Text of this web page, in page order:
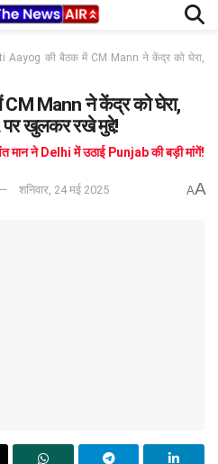
Aayog की बैठक में CM Mann ने केंद्र को घेरा,
Mann ने केंद्र को घेरा,
खुलकर रखे मुद्दे!
ने Delhi में उठाई Punjab की बड़ी मांगें!
शनिवार, 24 मई 2025 AA